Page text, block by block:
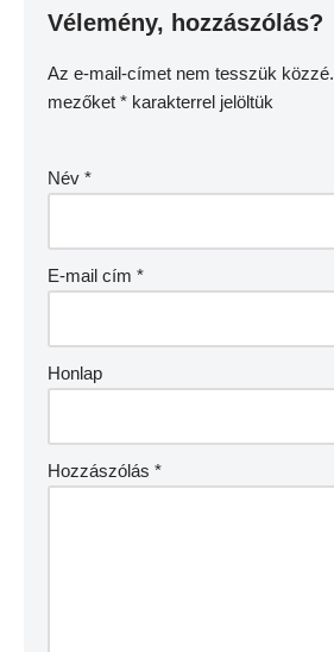
Vélemény, hozzászólás?
Az e-mail-címet nem tesszük közzé.
mezőket * karakterrel jelöltük
Név *
E-mail cím *
Honlap
Hozzászólás *